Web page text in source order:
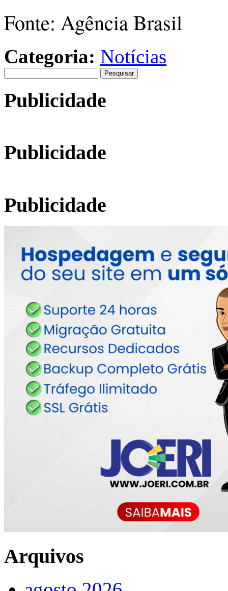
Fonte: Agência Brasil
Categoria: Notícias
por:
Publicidade
Publicidade
Publicidade
Arquivos